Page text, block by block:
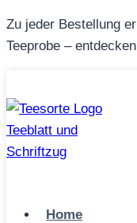
Zum
Inhalt
Zu jeder Bestellung
Teeprobe –
Home